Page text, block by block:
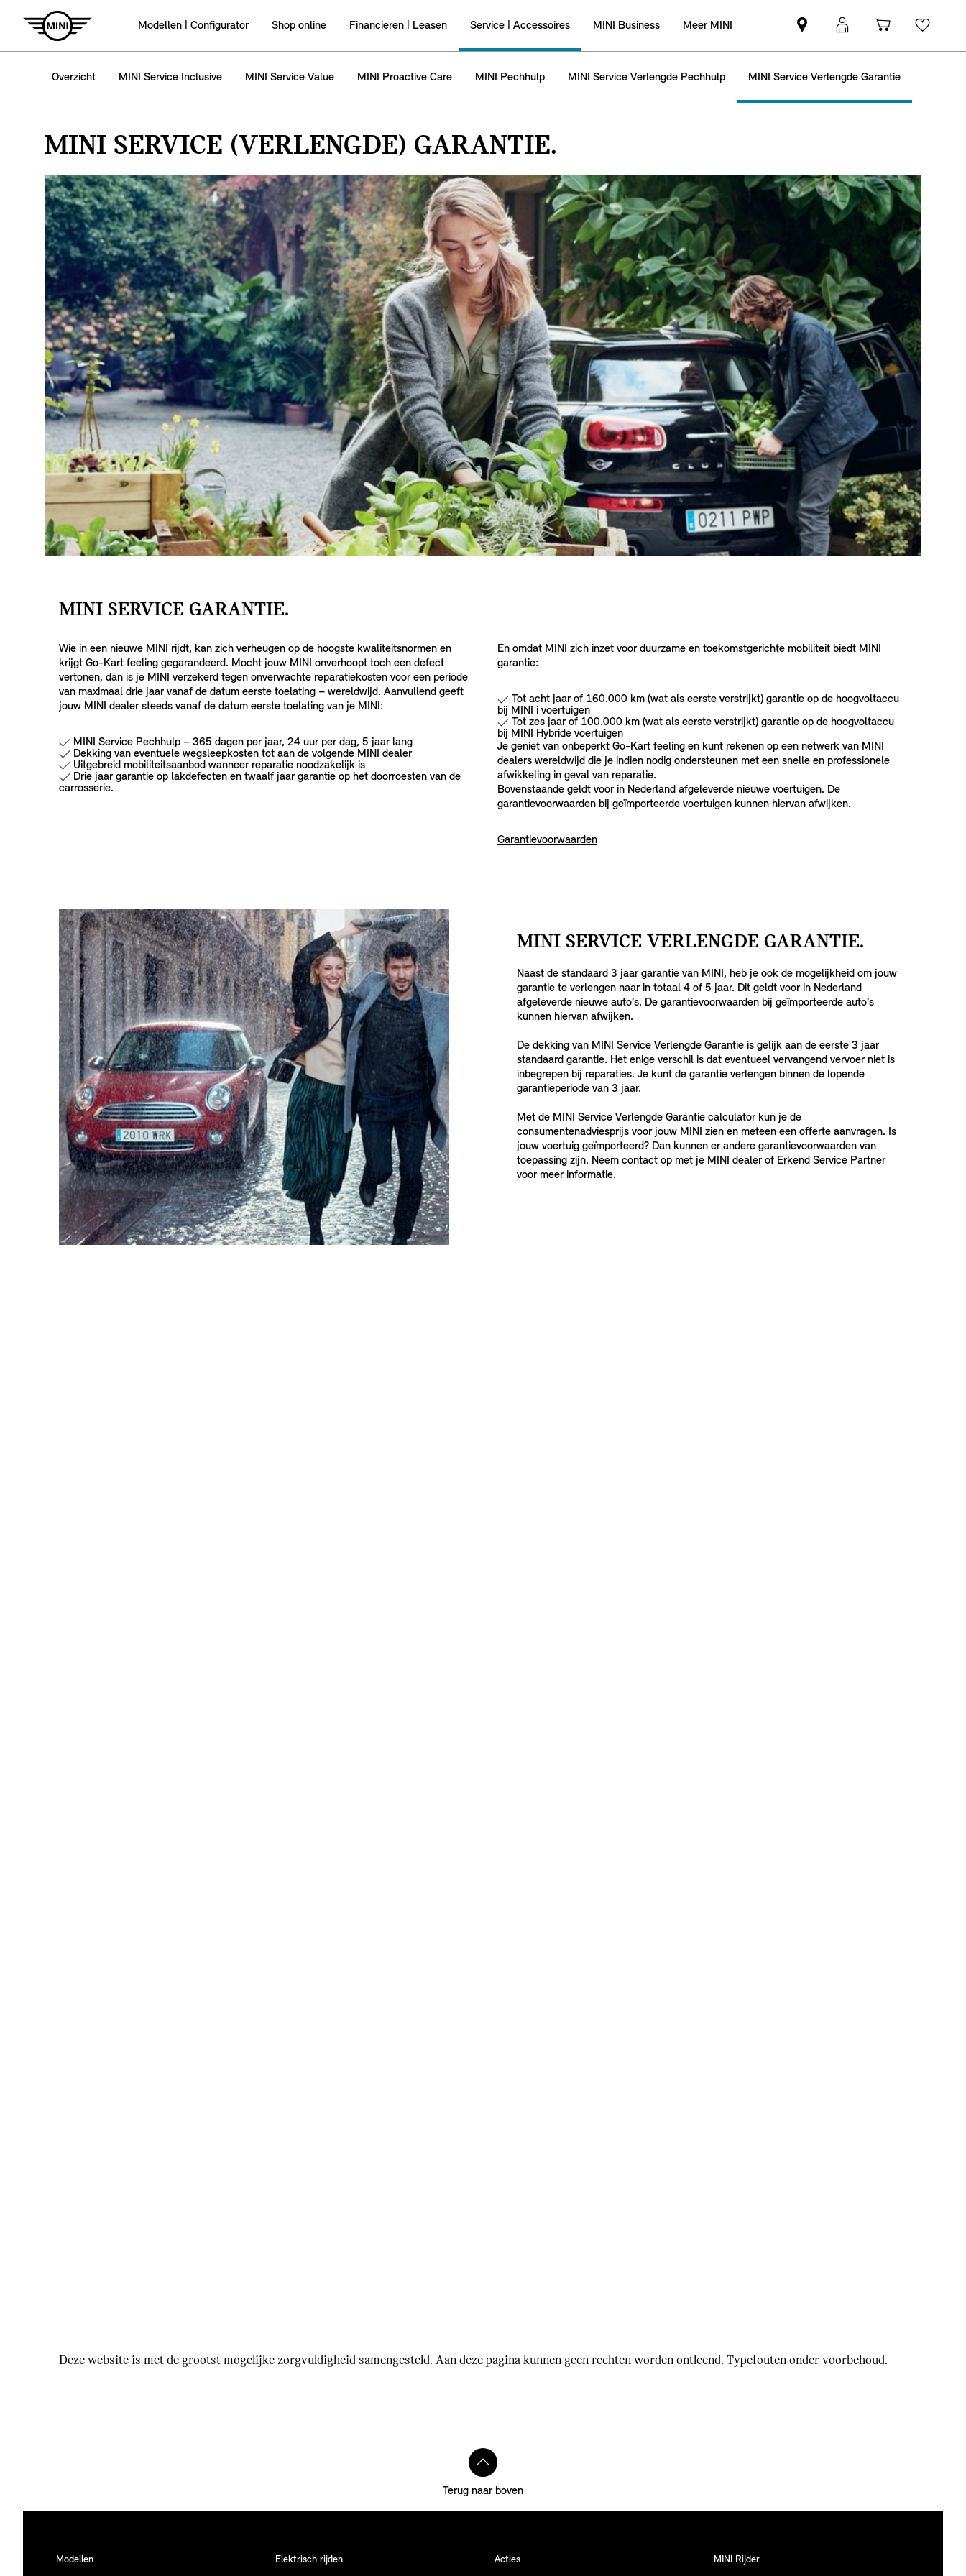
Modellen | Configurator Shop online Financieren | Leasen Service | Accessoires MINI Business Meer MINI
Vind
een
partner
MyMini
login
Overzicht MINI Service Inclusive MINI Service Value MINI Proactive Care MINI Pechhulp MINI Service Verlengde Pechhulp MINI Service Verlengde Garantie
MINI SERVICE (VERLENGDE) GARANTIE.
MINI SERVICE GARANTIE.
Wie in een nieuwe MINI rijdt, kan zich verheugen op de hoogste kwaliteitsnormen en
krijgt Go-Kart feeling gegarandeerd. Mocht jouw MINI onverhoopt toch een defect
vertonen, dan is je MINI verzekerd tegen onverwachte reparatiekosten voor een periode
van maximaal drie jaar vanaf de datum eerste toelating – wereldwijd. Aanvullend geeft
jouw MINI dealer steeds vanaf de datum eerste toelating van je MINI:
MINI Service Pechhulp – 365 dagen per jaar, 24 uur per dag, 5 jaar lang
Dekking van eventuele wegsleepkosten tot aan de volgende MINI dealer
Uitgebreid mobiliteitsaanbod wanneer reparatie noodzakelijk is
Drie jaar garantie op lakdefecten en twaalf jaar garantie op het doorroesten van de
carrosserie.
En omdat MINI zich inzet voor duurzame en toekomstgerichte mobiliteit biedt MINI
garantie:
Tot acht jaar of 160.000 km (wat als eerste verstrijkt) garantie op de hoogvoltaccu
bij MINI i voertuigen
Tot zes jaar of 100.000 km (wat als eerste verstrijkt) garantie op de hoogvoltaccu
bij MINI Hybride voertuigen
Je geniet van onbeperkt Go-Kart feeling en kunt rekenen op een netwerk van MINI
dealers wereldwijd die je indien nodig ondersteunen met een snelle en professionele
afwikkeling in geval van reparatie.
Bovenstaande geldt voor in Nederland afgeleverde nieuwe voertuigen. De
garantievoorwaarden bij geïmporteerde voertuigen kunnen hiervan afwijken.
Garantievoorwaarden
MINI SERVICE VERLENGDE GARANTIE.
Naast de standaard 3 jaar garantie van MINI, heb je ook de mogelijkheid om jouw
garantie te verlengen naar in totaal 4 of 5 jaar. Dit geldt voor in Nederland
afgeleverde nieuwe auto’s. De garantievoorwaarden bij geïmporteerde auto’s
kunnen hiervan afwijken.
De dekking van MINI Service Verlengde Garantie is gelijk aan de eerste 3 jaar
standaard garantie. Het enige verschil is dat eventueel vervangend vervoer niet is
inbegrepen bij reparaties. Je kunt de garantie verlengen binnen de lopende
garantieperiode van 3 jaar.
Met de MINI Service Verlengde Garantie calculator kun je de
consumentenadviesprijs voor jouw MINI zien en meteen een offerte aanvragen. Is
jouw voertuig geïmporteerd? Dan kunnen er andere garantievoorwaarden van
toepassing zijn. Neem contact op met je MINI dealer of Erkend Service Partner
voor meer informatie.
Deze website is met de grootst mogelijke zorgvuldigheid samengesteld. Aan deze pagina kunnen geen rechten worden ontleend. Typefouten onder voorbehoud.
Terug naar boven
Modellen Elektrisch rijden Acties MINI Rijder